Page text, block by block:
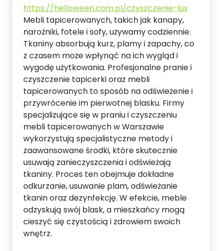
https://helloween.com.pl/czyszczenie-lux
Mebli tapicerowanych, takich jak kanapy,
narożniki, fotele i sofy, używamy codziennie.
Tkaniny absorbują kurz, plamy i zapachy, co
z czasem może wpłynąć na ich wygląd i
wygodę użytkowania. Profesjonalne pranie i
czyszczenie tapicerki oraz mebli
tapicerowanych to sposób na odświeżenie i
przywrócenie im pierwotnej blasku. Firmy
specjalizujące się w praniu i czyszczeniu
mebli tapicerowanych w Warszawie
wykorzystują specjalistyczne metody i
zaawansowane środki, które skutecznie
usuwają zanieczyszczenia i odświeżają
tkaniny. Proces ten obejmuje dokładne
odkurzanie, usuwanie plam, odświeżanie
tkanin oraz dezynfekcję. W efekcie, meble
odzyskują swój blask, a mieszkańcy mogą
cieszyć się czystością i zdrowiem swoich
wnętrz.